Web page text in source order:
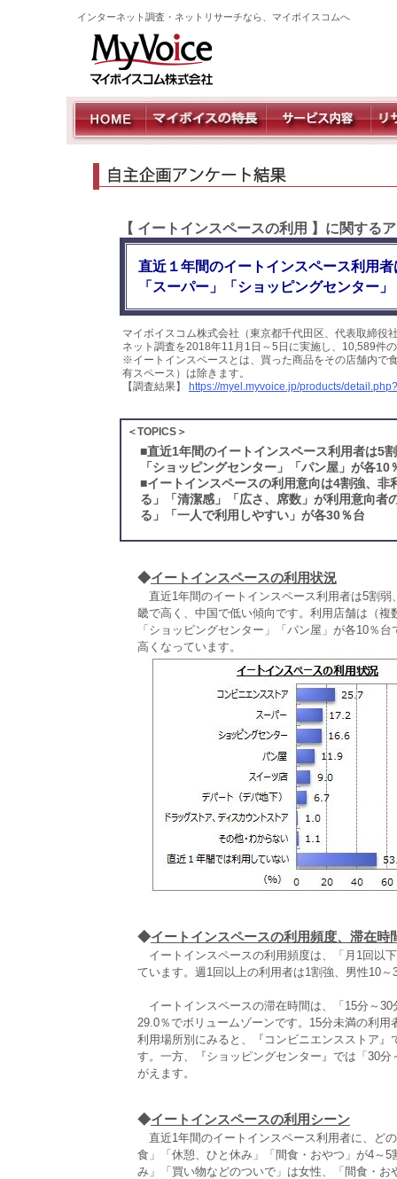
インターネット調査・ネットリサーチなら、マイボイスコムへ
【 イートインスペースの利用 】に関する
直近１年間のイートインスペース利用
「スーパー」「ショッピングセンター
マイボイスコム株式会社（東京都千代田区、代表取締役
ネット調査を2018年11月1日～5日に実施し、10,589件
※イートインスペースとは、買った商品をその店舗内で
有スペース）は除きます。
【調査結果】
https://myel.myvoice.jp/products/
＜TOPICS＞
■直近1年間のイートインスペース利用者は5
「ショッピングセンター」「パン屋」が各10
■イートインスペースの利用意向は4割強、
る」「清潔感」「広さ、席数」が利用意向者
る」「一人で利用しやすい」が各30％台
◆イートインスペースの利用状況
直近1年間のイートインスペース利用者は5割
畿で高く、中国で低い傾向です。利用店舗は（
「ショッピングセンター」「パン屋」が各10％
高くなっています。
◆イートインスペースの利用頻度、滞在時
イートインスペースの利用頻度は、「月1回以
ています。週1回以上の利用者は1割強、男性10
イートインスペースの滞在時間は、「15分～
29.0％でボリュームゾーンです。15分未満の利
利用場所別にみると、『コンビニエンスストア
す。一方、『ショッピングセンター』では「30
がえます。
◆イートインスペースの利用シーン
直近1年間のイートインスペース利用者に、ど
食」「休憩、ひと休み」「間食・おやつ」が4～
み」「買い物などのついで」は女性、「間食・